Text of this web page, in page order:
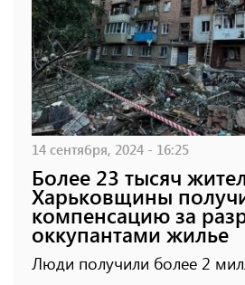
14 сентября, 2024 - 16:25
Более 23 тысяч
Харьковщины
компенсацию за
оккупантами жилье
Люди получили более 2